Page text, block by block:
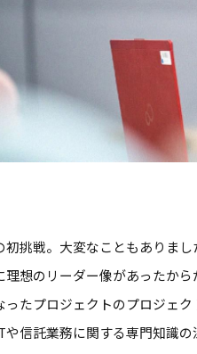
初挑戦。大変なこともありま
理想のリーダー像があったか
ったプロジェクトのプロジェ
や信託業務に関する専門知識